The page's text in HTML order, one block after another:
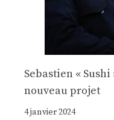
Sebastien «
nouveau projet
4 janvier 2024